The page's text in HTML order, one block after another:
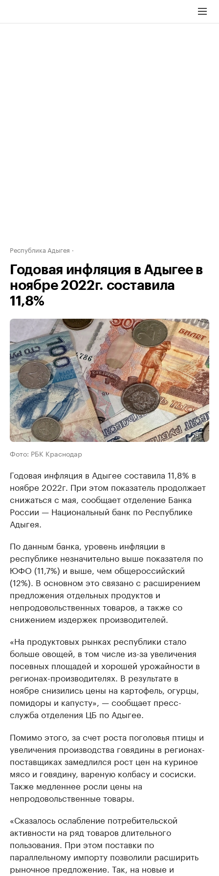
Республика Адыгея
Годовая инфляция в Адыгее в
ноябре 2022г. составила
11,8%
Фото: РБК Краснодар
Годовая инфляция в Адыгее составила 11,8% в
ноябре 2022г. При этом показатель продолжает
снижаться с мая, сообщает отделение Банка
России — Национальный банк по Республике
Адыгея.
По данным банка, уровень инфляции в
республике незначительно выше показателя по
ЮФО (11,7%) и выше, чем общероссийский
(12%). В основном это связано с расширением
предложения отдельных продуктов и
непродовольственных товаров, а также со
снижением издержек производителей.
«На продуктовых рынках республики стало
больше овощей, в том числе из-за увеличения
посевных площадей и хорошей урожайности в
регионах-производителях. В результате в
ноябре снизились цены на картофель, огурцы,
помидоры и капусту», — сообщает пресс-
служба отделения ЦБ по Адыгее.
Помимо этого, за счет роста поголовья птицы и
увеличения производства говядины в регионах-
поставщиках замедлился рост цен на куриное
мясо и говядину, вареную колбасу и сосиски.
Также медленнее росли цены на
непродовольственные товары.
«Сказалось ослабление потребительской
активности на ряд товаров длительного
пользования. При этом поставки по
параллельному импорту позволили расширить
рыночное предложение. Так, на новые и